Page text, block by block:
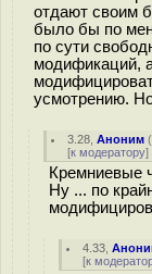
отдают своим
было бы по
по сути
модификаций,
усмотрению.
3.28 ,Аноним (
[к модератору]
Кремниевые
Ну ... по
4.33 ,
[к